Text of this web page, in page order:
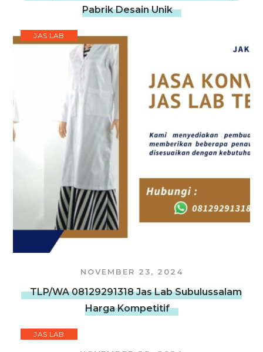
Pabrik Desain Unik
JAS LAB
NOVEMBER 23, 2024
TLP/WA 08129291318 Jas Lab Subulussalam
Harga Kompetitif
JAS LAB